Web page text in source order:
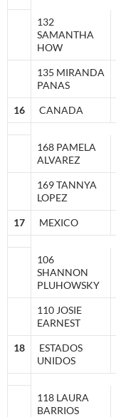
132
SAMANTHA
HOW
135 MIRANDA
PANAS
16 CANADA
168 PAMELA
ALVAREZ
169 TANNYA
LOPEZ
17 MEXICO
106
SHANNON
PLUHOWSKY
110 JOSIE
EARNEST
18
ESTADOS
UNIDOS
118 LAURA
BARRIOS